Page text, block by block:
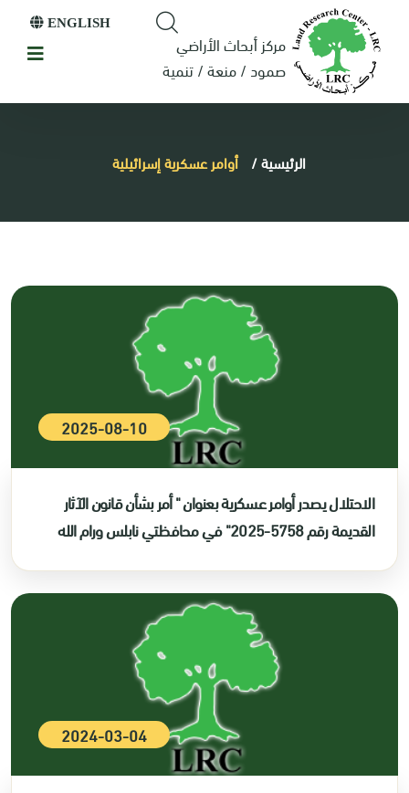
مركز أبحاث الأراضي
صمود / منعة / تنمية
ENGLISH
الرئيسية/ أوامر عسكرية إسرائيلية
2025-08-10
الاحتلال يصدر أوامر عسكرية بعنوان " أمر بشأن قانون الآثار
القديمة رقم 5758-2025" في محافظتي نابلس ورام الله
2024-03-04